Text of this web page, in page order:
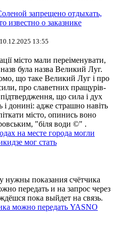
запрещено отдыхать,
известно о заказнике
10.12.2025 13:55
місто мали переіменувати,
була назва Великий Луг.
що таке Великий Луг і про
про славетних пращурів-
підтвердження, що сила і дух
і донині: адже страшно навіть
місто, опинись воно
"біля води ©" .
на месте города могли
мог стать
нужны показания счётчика
передать и на запрос через
пока выйдет на связь.
можно передать YASNO